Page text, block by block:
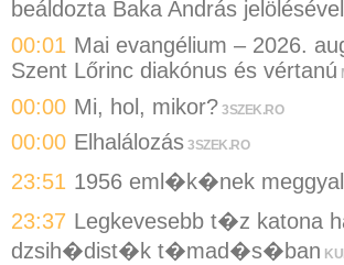
beáldozta Baka András jelölésével
00:01 Mai evangélium – 2026.
Szent Lőrinc diakónus és vértanú
00:00 Mi, hol, mikor? 3SZEK.RO
00:00 Elhalálozás 3SZEK.RO
23:51 1956 eml�k�nek
23:37 Legkevesebb t�z katona
dzsih�dist�k t�mad�s�ban